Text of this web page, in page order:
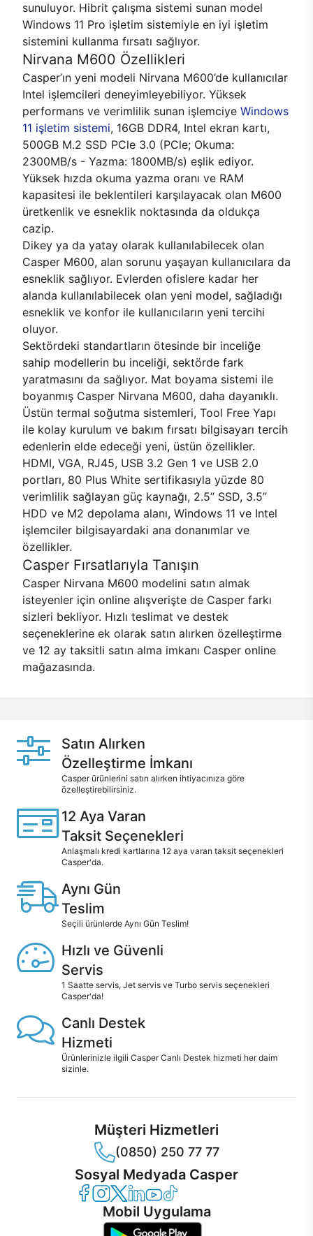
sunuluyor. Hibrit çalışma sistemi sunan model
Windows 11 Pro işletim sistemiyle en iyi işletim
sistemini kullanma fırsatı sağlıyor.
Nirvana M600 Özellikleri
Casper’ın yeni modeli Nirvana M600’de kullanıcılar
Intel işlemcileri deneyimleyebiliyor. Yüksek
performans ve verimlilik sunan işlemciye Windows
11 işletim sistemi, 16GB DDR4, Intel ekran kartı,
500GB M.2 SSD PCle 3.0 (PCle; Okuma:
2300MB/s - Yazma: 1800MB/s) eşlik ediyor.
Yüksek hızda okuma yazma oranı ve RAM
kapasitesi ile beklentileri karşılayacak olan M600
üretkenlik ve esneklik noktasında da oldukça
cazip.
Dikey ya da yatay olarak kullanılabilecek olan
Casper M600, alan sorunu yaşayan kullanıcılara da
esneklik sağlıyor. Evlerden ofislere kadar her
alanda kullanılabilecek olan yeni model, sağladığı
esneklik ve konfor ile kullanıcıların yeni tercihi
oluyor.
Sektördeki standartların ötesinde bir inceliğe
sahip modellerin bu inceliği, sektörde fark
yaratmasını da sağlıyor. Mat boyama sistemi ile
boyanmış Casper Nirvana M600, daha dayanıklı.
Üstün termal soğutma sistemleri, Tool Free Yapı
ile kolay kurulum ve bakım fırsatı bilgisayarı tercih
edenlerin elde edeceği yeni, üstün özellikler.
HDMI, VGA, RJ45, USB 3.2 Gen 1 ve USB 2.0
portları, 80 Plus White sertifikasıyla yüzde 80
verimlilik sağlayan güç kaynağı, 2.5’’ SSD, 3.5’’
HDD ve M2 depolama alanı, Windows 11 ve Intel
işlemciler bilgisayardaki ana donanımlar ve
özellikler.
Casper Fırsatlarıyla Tanışın
Casper Nirvana M600 modelini satın almak
isteyenler için online alışverişte de Casper farkı
sizleri bekliyor. Hızlı teslimat ve destek
seçeneklerine ek olarak satın alırken özelleştirme
ve 12 ay taksitli satın alma imkanı Casper online
mağazasında.
Satın Alırken
Özelleştirme İmkanı
Casper ürünlerini satın alırken ihtiyacınıza göre
özelleştirebilirsiniz.
12 Aya Varan
Taksit Seçenekleri
Anlaşmalı kredi kartlarına 12 aya varan taksit seçenekleri
Casper'da.
Aynı Gün
Teslim
Seçili ürünlerde Aynı Gün Teslim!
Hızlı ve Güvenli
Servis
1 Saatte servis, Jet servis ve Turbo servis seçenekleri
Casper'da!
Canlı Destek
Hizmeti
Ürünlerinizle ilgili Casper Canlı Destek hizmeti her daim
sizinle.
Müşteri Hizmetleri
(0850) 250 77 77
Sosyal Medyada Casper
Casper Facebook
Casper Instagram
Casper Twitter
Casper LinkedIn
Casper YouTube
Casper TikTok
Mobil Uygulama